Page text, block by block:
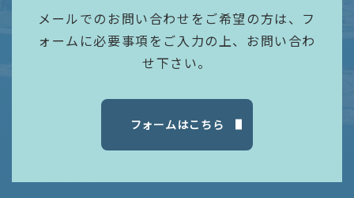
メールでのお問い合わせをご希望の方は、フ
ォームに必要事項をご入力の上、お問い合わ
せ下さい。
フォームはこちら